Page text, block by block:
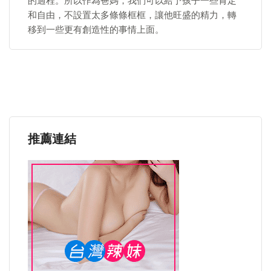
和自由，不設置太多條條框框，讓他旺盛的精力，轉
移到一些更有創造性的事情上面。
推薦連結